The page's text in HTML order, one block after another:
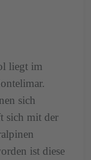
liegt im
sich
sich mit der
ist diese